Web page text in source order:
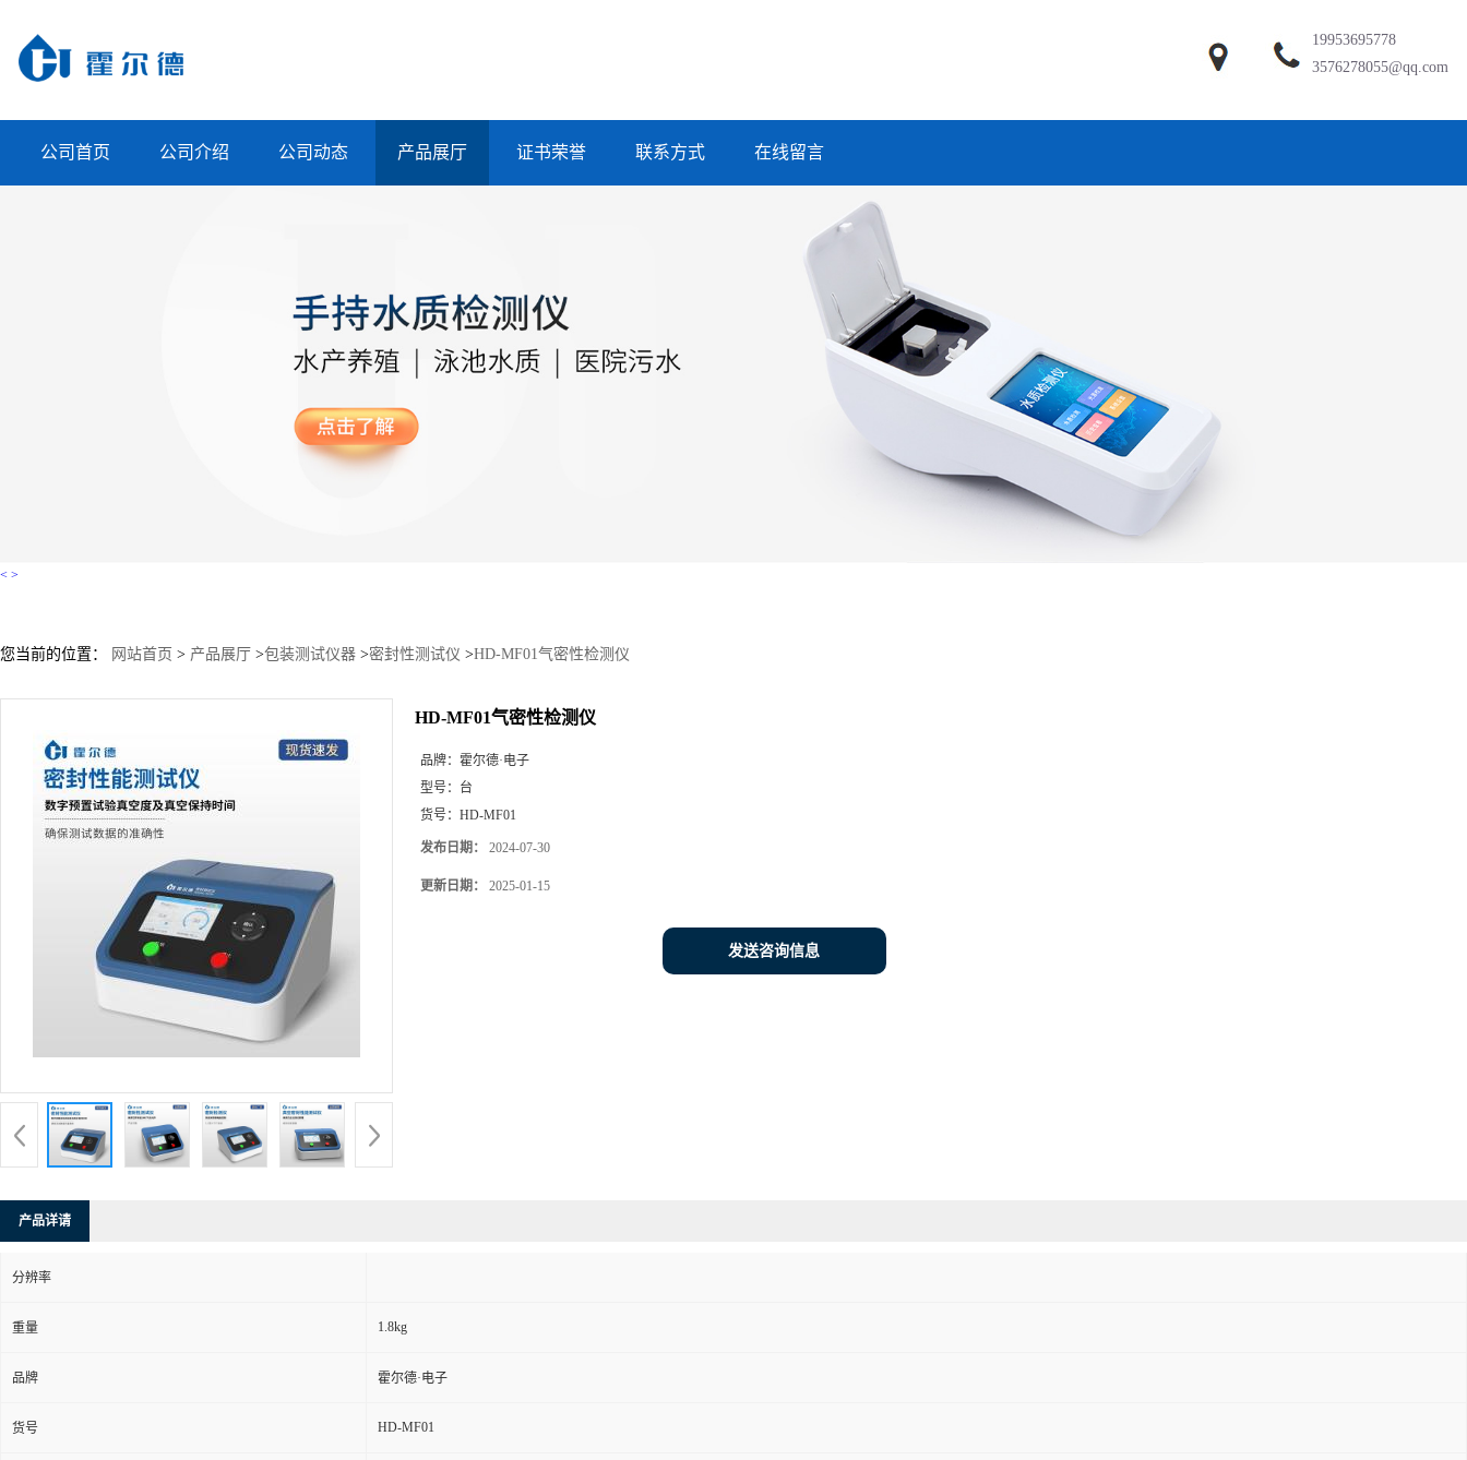
19953695778
3576278055@qq.com
公司首页 公司介绍 公司动态 产品展厅 证书荣誉 联系方式 在线留言
< >
您当前的位置： 网站首页 > 产品展厅 >包装测试仪器 >密封性测试仪 >HD-MF01气密性检测仪
HD-MF01气密性检测仪
品牌： 霍尔德·电子
型号： 台
货号： HD-MF01
发布日期： 2024-07-30
更新日期： 2025-01-15
发送咨询信息
产品详请
分辨率
重量 1.8kg
品牌 霍尔德·电子
货号 HD-MF01